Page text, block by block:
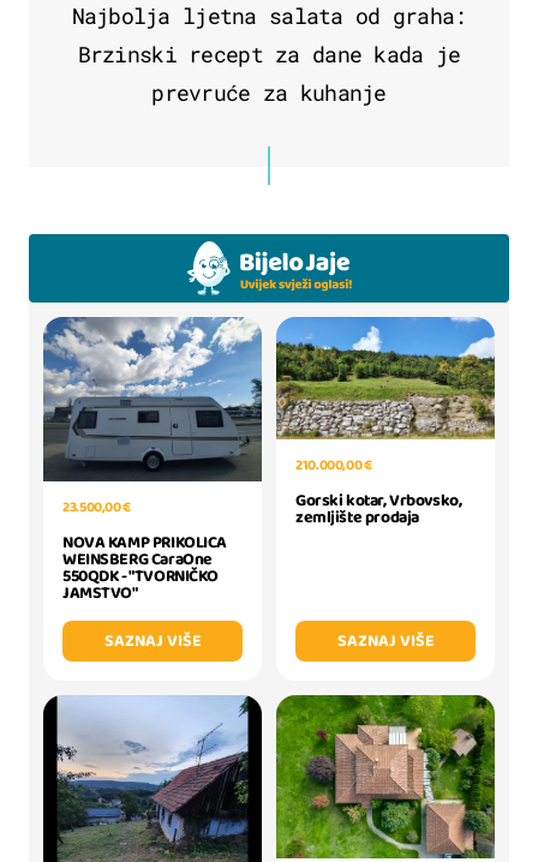
Najbolja ljetna salata od graha:
Brzinski recept za dane kada je
prevruće za kuhanje
23.500,00 €
NOVA KAMP PRIKOLICA
WEINSBERG CaraOne
550QDK - "TVORNIČKO
JAMSTVO"
SAZNAJ VIŠE
210.000,00 €
Gorski kotar, Vrbovsko,
zemljište prodaja
SAZNAJ VIŠE